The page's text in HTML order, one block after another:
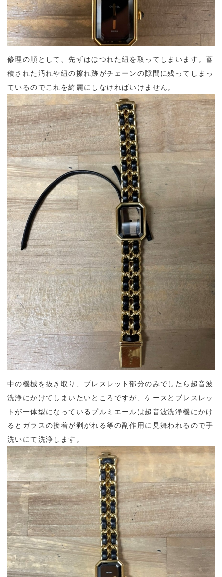
修理の順として、先ずはほつれた紐を取ってしまいます。蓄
積された汚れや紐の擦れ跡がチェーンの隙間に残ってしまっ
ているのでこれを綺麗にしなければいけません。
中の機械を抜き取り、ブレスレット部分のみでしたら超音波
洗浄にかけてしまいたいところですが、ケースとブレスレッ
トが一体型になっているプルミエールは超音波洗浄機にかけ
るとガラスの接着が剥がれる等の副作用に見舞われるので手
洗いにて洗浄します。